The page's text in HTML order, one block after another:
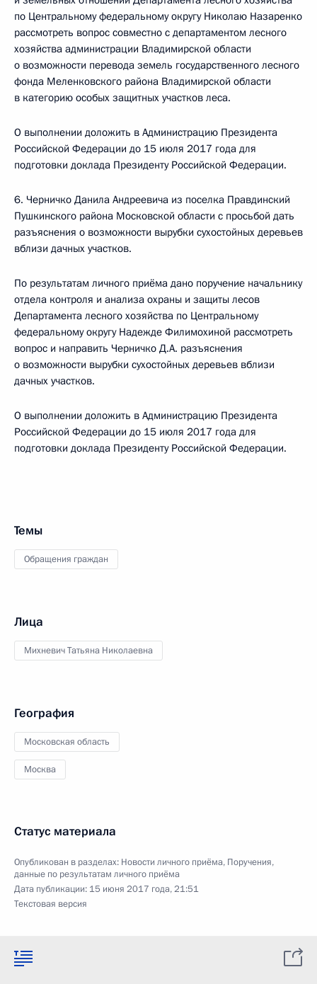
по Центральному федеральному округу Николаю Назаренко
рассмотреть вопрос совместно с департаментом лесного
хозяйства администрации Владимирской области
о возможности перевода земель государственного лесного
фонда Меленковского района Владимирской области
в категорию особых защитных участков леса.
О выполнении доложить в Администрацию Президента
Российской Федерации до 15 июля 2017 года для
подготовки доклада Президенту Российской Федерации.
6. Черничко Данила Андреевича из поселка Правдинский
Пушкинского района Московской области с просьбой дать
разъяснения о возможности вырубки сухостойных деревьев
вблизи дачных участков.
По результатам личного приёма дано поручение начальнику
отдела контроля и анализа охраны и защиты лесов
Департамента лесного хозяйства по Центральному
федеральному округу Надежде Филимохиной рассмотреть
вопрос и направить Черничко Д.А. разъяснения
о возможности вырубки сухостойных деревьев вблизи
дачных участков.
О выполнении доложить в Администрацию Президента
Российской Федерации до 15 июля 2017 года для
подготовки доклада Президенту Российской Федерации.
Темы
Обращения граждан
Лица
Михневич Татьяна Николаевна
География
Московская область
Москва
Статус материала
Опубликован в разделах: Новости личного приёма, Поручения,
данные по результатам личного приёма
Дата публикации: 15 июня 2017 года, 21:51
Текстовая версия